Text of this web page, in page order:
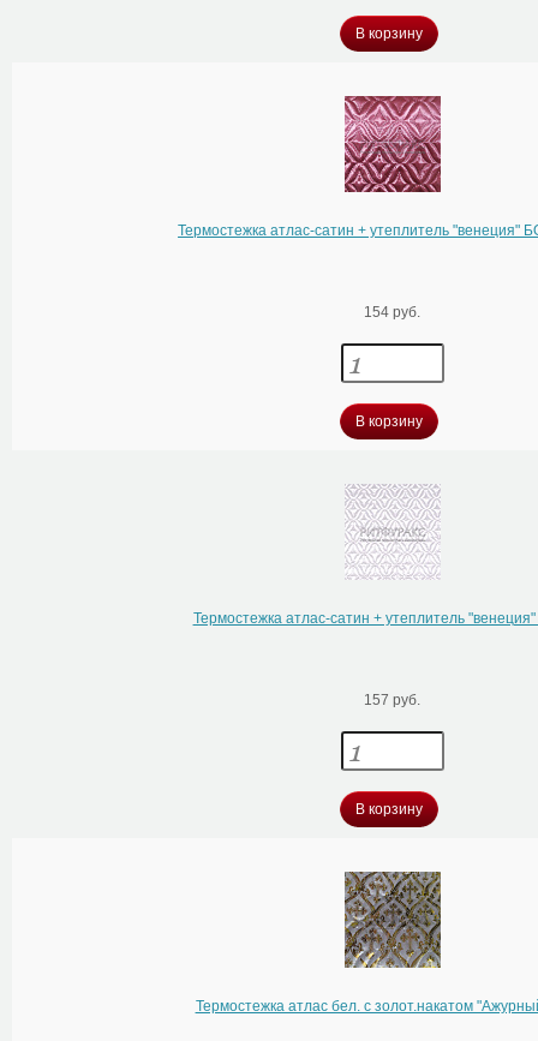
В корзину
Термостежка атлас-сатин + утеплитель
154 руб.
В корзину
Термостежка атлас-сатин + утеплитель
157 руб.
В корзину
Термостежка атлас бел. с золот.накатом